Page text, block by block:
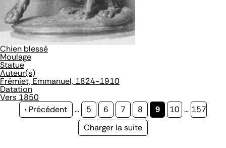
Chien blessé
Moulage
Statue
Auteur(s)
Frémiet, Emmanuel, 1824-1910
Datation
Vers 1850
Page
‹ Précédent … Page
5 Page
6 Page
7 Page
8
Page
9 Page
10 … Page
157
Page
Charger la suite